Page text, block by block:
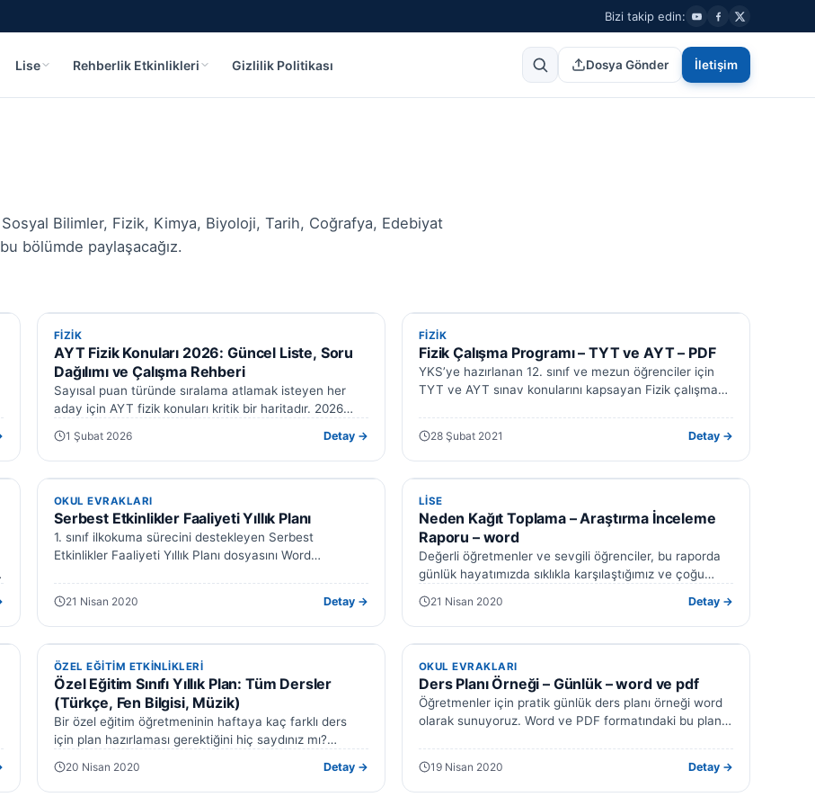
Bizi takip edin:
Lise Rehberlik Etkinlikleri Gizlilik Politikası Dosya Gönder İletişim
Bilimler, Fizik, Kimya, Biyoloji, Tarih, Coğrafya, Edebiyat
bölümde paylaşacağız.
DOC
XLS
PPT
PDF
DOC · XLS · PPT · PDF
FIZIK
FIZIK
AYT Fizik Konuları 2026: Güncel Liste, Soru
Dağılımı ve Çalışma Rehberi
Sayısal puan türünde sıralama atlamak isteyen her
aday için AYT fizik konuları kritik bir haritadır. 2026
1 Şubat 2026 Detay →
FIZIK
FIZIK
Fizik Çalışma Programı – TYT ve AYT – PDF
YKS’ye hazırlanan 12. sınıf ve mezun öğrenciler için
TYT ve AYT sınav konularını kapsayan Fizik çalışma
28 Şubat 2021 Detay →
OKUL EVRAKLARI
OKUL EVRAKLARI
Serbest Etkinlikler Faaliyeti Yıllık Planı
1. sınıf ilkokuma sürecini destekleyen Serbest
Etkinlikler Faaliyeti Yıllık Planı dosyasını Word
21 Nisan 2020 Detay →
LISE
LISE
Neden Kağıt Toplama – Araştırma İnceleme
Raporu – word
Değerli öğretmenler ve sevgili öğrenciler, bu raporda
günlük hayatımızda sıklıkla karşılaştığımız ve çoğu
olan…
21 Nisan 2020 Detay →
ÖZEL EĞITIM ETKINLIKLERI
ÖZEL EĞITIM ETKINLIKLERI
Özel Eğitim Sınıfı Yıllık Plan: Tüm Dersler
(Türkçe, Fen Bilgisi, Müzik)
Bir özel eğitim öğretmeninin haftaya kaç farklı ders
için plan hazırlaması gerektiğini hiç saydınız mı?
20 Nisan 2020 Detay →
OKUL EVRAKLARI
OKUL EVRAKLARI
Ders Planı Örneği – Günlük – word ve pdf
Öğretmenler için pratik günlük ders planı örneği word
olarak sunuyoruz. Word ve PDF formatındaki bu plan
19 Nisan 2020 Detay →